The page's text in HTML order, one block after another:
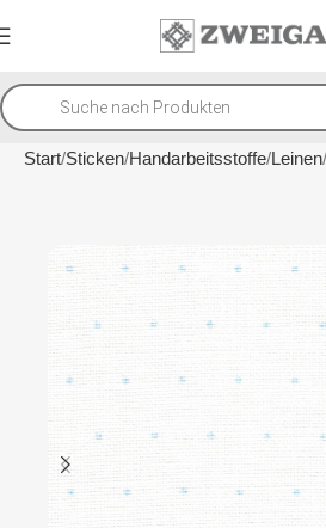
Start Sticken Handarbeitsstoffe Leinen